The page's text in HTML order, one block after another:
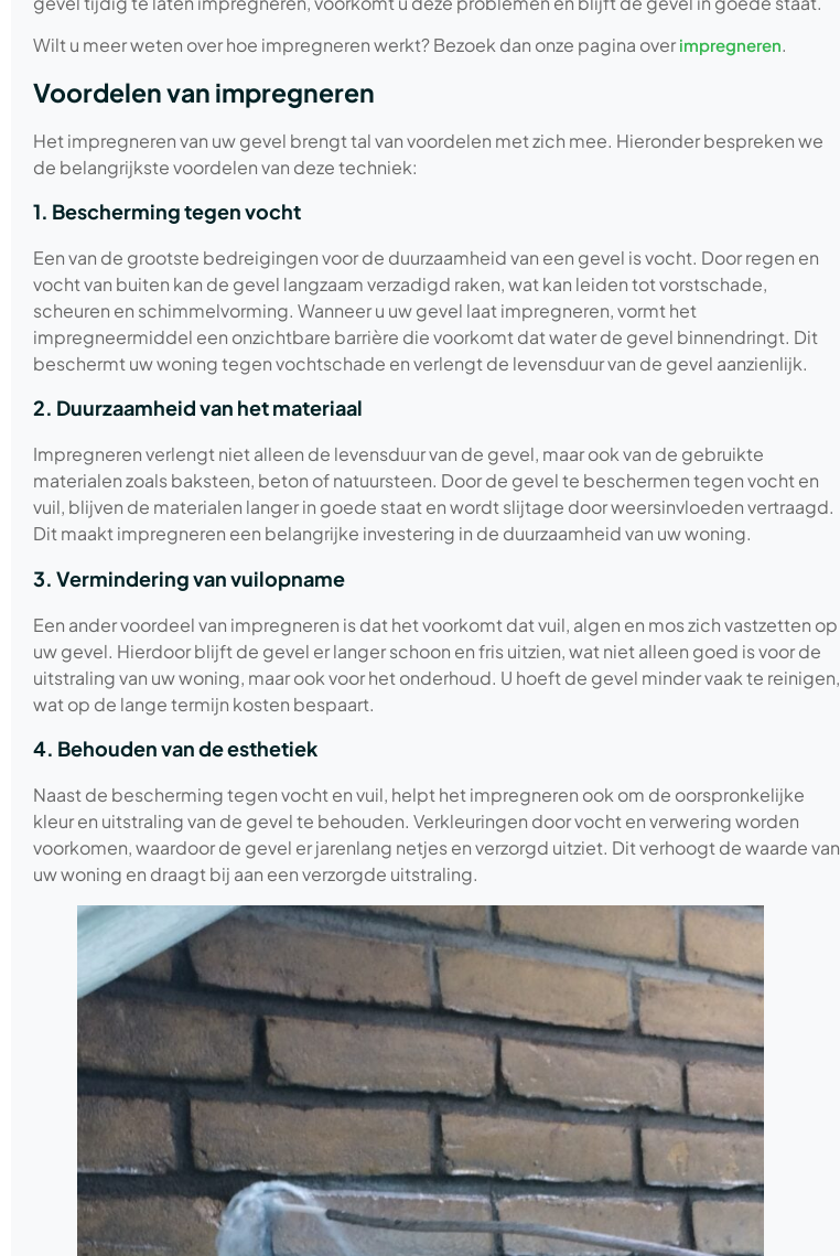
Wilt u meer weten over hoe impregneren werkt? Bezoek dan onze pagina overimpregneren.
Voordelen van impregneren
Het impregneren van uw gevel brengt tal van voordelen met zich mee. Hieronder bespreken we
de belangrijkste voordelen van deze techniek:
1. Bescherming tegen vocht
Een van de grootste bedreigingen voor de duurzaamheid van een gevel is vocht. Door regen en
vocht van buiten kan de gevel langzaam verzadigd raken, wat kan leiden tot vorstschade,
scheuren en schimmelvorming. Wanneer u uw gevel laat impregneren, vormt het
impregneermiddel een onzichtbare barrière die voorkomt dat water de gevel binnendringt. Dit
beschermt uw woning tegen vochtschade en verlengt de levensduur van de gevel aanzienlijk.
2. Duurzaamheid van het materiaal
Impregneren verlengt niet alleen de levensduur van de gevel, maar ook van de gebruikte
materialen zoals baksteen, beton of natuursteen. Door de gevel te beschermen tegen vocht en
vuil, blijven de materialen langer in goede staat en wordt slijtage door weersinvloeden vertraagd.
Dit maakt impregneren een belangrijke investering in de duurzaamheid van uw woning.
3. Vermindering van vuilopname
Een ander voordeel van impregneren is dat het voorkomt dat vuil, algen en mos zich vastzetten op
uw gevel. Hierdoor blijft de gevel er langer schoon en fris uitzien, wat niet alleen goed is voor de
uitstraling van uw woning, maar ook voor het onderhoud. U hoeft de gevel minder vaak te reinigen,
wat op de lange termijn kosten bespaart.
4. Behouden van de esthetiek
Naast de bescherming tegen vocht en vuil, helpt het impregneren ook om de oorspronkelijke
kleur en uitstraling van de gevel te behouden. Verkleuringen door vocht en verwering worden
voorkomen, waardoor de gevel er jarenlang netjes en verzorgd uitziet. Dit verhoogt de waarde van
uw woning en draagt bij aan een verzorgde uitstraling.